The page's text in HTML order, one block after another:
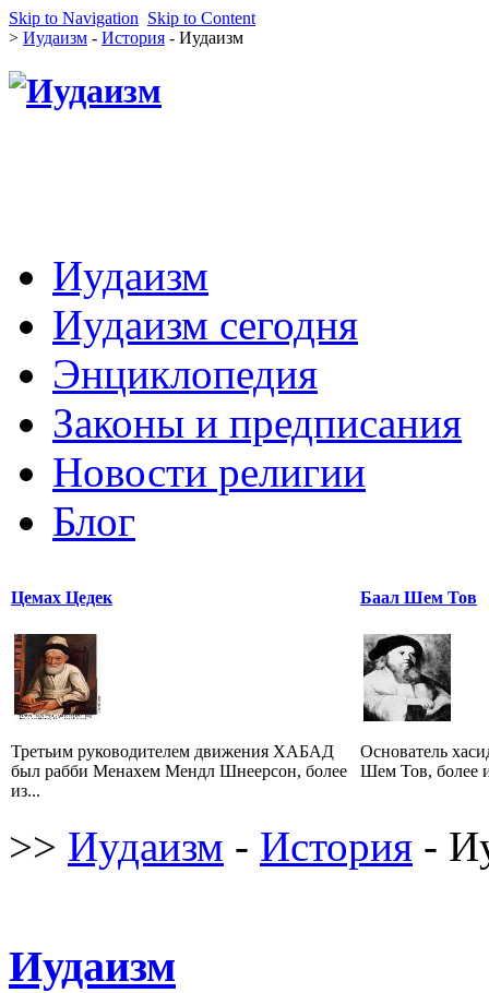
Skip to Navigation Skip to Content
> Иудаизм - История - Иудаизм
Иудаизм
Иудаизм сегодня
Энциклопедия
Законы и предписания
Новости религии
Блог
Цемах Цедек
Третьим руководителем движения ХАБАД
был рабби Менахем Мендл Шнеерсон, более
из...
Баал Шем Тов
Основатель
Шем Тов, более
>> Иудаизм - История -
Иудаизм